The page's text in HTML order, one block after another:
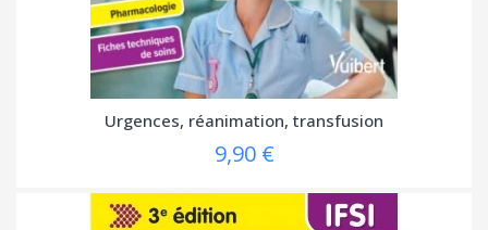
Urgences, réanimation, transfusion
9,90 €